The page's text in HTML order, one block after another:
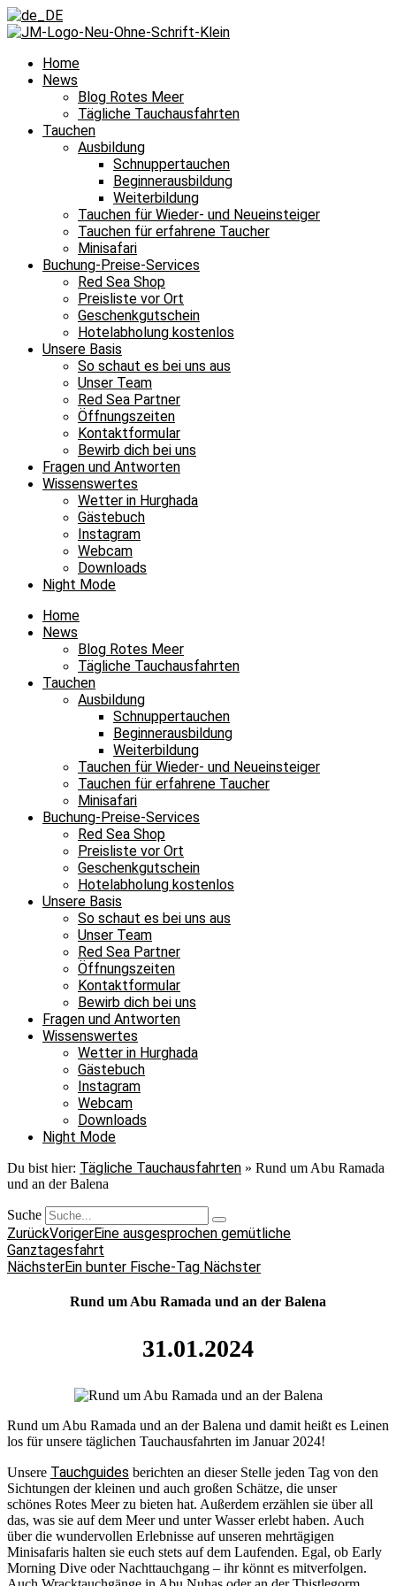
Home
News
Blog Rotes Meer
Tägliche Tauchausfahrten
Tauchen
Ausbildung
Schnuppertauchen
Beginnerausbildung
Weiterbildung
Tauchen für Wieder- und Neueinsteiger
Tauchen für erfahrene Taucher
Minisafari
Buchung-Preise-Services
Red Sea Shop
Preisliste vor Ort
Geschenkgutschein
Hotelabholung kostenlos
Unsere Basis
So schaut es bei uns aus
Unser Team
Red Sea Partner
Öffnungszeiten
Kontaktformular
Bewirb dich bei uns
Fragen und Antworten
Wissenswertes
Wetter in Hurghada
Gästebuch
Instagram
Webcam
Downloads
Night Mode
Home
News
Blog Rotes Meer
Tägliche Tauchausfahrten
Tauchen
Ausbildung
Schnuppertauchen
Beginnerausbildung
Weiterbildung
Tauchen für Wieder- und Neueinsteiger
Tauchen für erfahrene Taucher
Minisafari
Buchung-Preise-Services
Red Sea Shop
Preisliste vor Ort
Geschenkgutschein
Hotelabholung kostenlos
Unsere Basis
So schaut es bei uns aus
Unser Team
Red Sea Partner
Öffnungszeiten
Kontaktformular
Bewirb dich bei uns
Fragen und Antworten
Wissenswertes
Wetter in Hurghada
Gästebuch
Instagram
Webcam
Downloads
Night Mode
Du bist hier: Tägliche Tauchausfahrten » Rund um Abu Ramada
und an der Balena
Suche
ZurückVorigerEine ausgesprochen gemütliche
Ganztagesfahrt
NächsterEin bunter Fische-Tag Nächster
Rund um Abu Ramada und an der Balena
31.01.2024
Rund um Abu Ramada und an der Balena und damit heißt es Leinen
los für unsere täglichen Tauchausfahrten im Januar 2024!
Unsere Tauchguides berichten an dieser Stelle jeden Tag von den
Sichtungen der kleinen und auch großen Schätze, die unser
schönes Rotes Meer zu bieten hat. Außerdem erzählen sie über all
das, was sie auf dem Meer und unter Wasser erlebt haben. Auch
über die wundervollen Erlebnisse auf unseren mehrtägigen
Minisafaris halten sie euch stets auf dem Laufenden. Egal, ob Early
Morning Dive oder Nachttauchgang – ihr könnt es mitverfolgen.